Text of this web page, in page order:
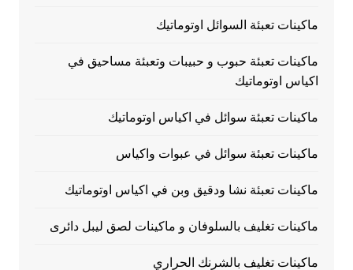
ماكينات تعبئة السوائل اوتوماتيك
ماكينات تعبئة حبوب و حبيبات وتعبئة مساحيق في
اكياس اوتوماتيك
ماكينات تعبئة سوائل في اكياس اوتوماتيك
ماكينات تعبئة سوائل في عبوات واكياس
ماكينات تعبئة نشا ودقيق وبن في اكياس اوتوماتيك
ماكينات تغليف بالسلوفان و ماكينات لصق ليبل دائرى
ماكينات تغليف بالشرنك الحراري